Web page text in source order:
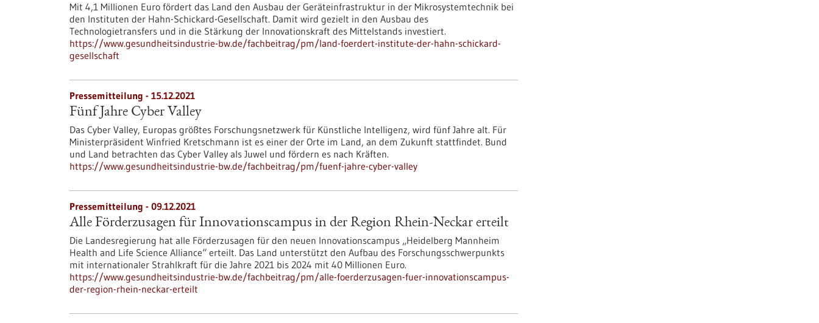
Mit 4,1 Millionen Euro fördert das Land den Ausbau der Geräteinfrastruktur in der Mikrosystemtechnik bei
den Instituten der Hahn-Schickard-Gesellschaft. Damit wird gezielt in den Ausbau des
Technologietransfers und in die Stärkung der Innovationskraft des Mittelstands investiert.
https://www.gesundheitsindustrie-bw.de/fachbeitrag/pm/land-foerdert-institute-der-hahn-schickard-
gesellschaft
Pressemitteilung - 15.12.2021
Fünf Jahre Cyber Valley
Das Cyber Valley, Europas größtes Forschungsnetzwerk für Künstliche Intelligenz, wird fünf Jahre alt. Für
Ministerpräsident Winfried Kretschmann ist es einer der Orte im Land, an dem Zukunft stattfindet. Bund
und Land betrachten das Cyber Valley als Juwel und fördern es nach Kräften.
https://www.gesundheitsindustrie-bw.de/fachbeitrag/pm/fuenf-jahre-cyber-valley
Pressemitteilung - 09.12.2021
Alle Förderzusagen für Innovationscampus in der Region Rhein-Neckar erteilt
Die Landesregierung hat alle Förderzusagen für den neuen Innovationscampus „Heidelberg Mannheim
Health and Life Science Alliance“ erteilt. Das Land unterstützt den Aufbau des Forschungsschwerpunkts
mit internationaler Strahlkraft für die Jahre 2021 bis 2024 mit 40 Millionen Euro.
https://www.gesundheitsindustrie-bw.de/fachbeitrag/pm/alle-foerderzusagen-fuer-innovationscampus-
der-region-rhein-neckar-erteilt